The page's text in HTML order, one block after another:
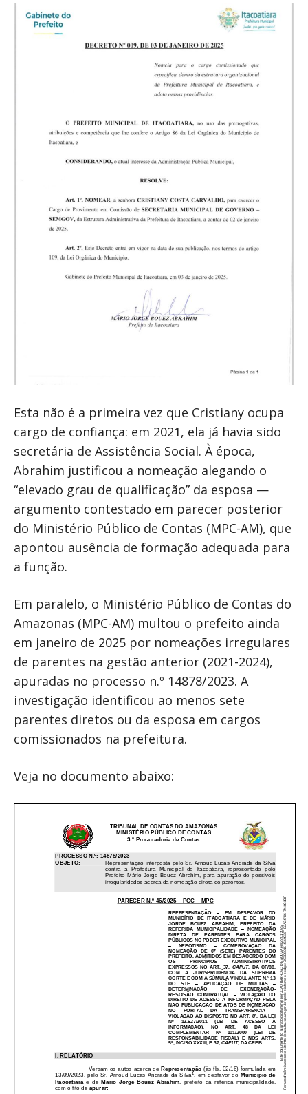
Esta não é a primeira vez que Cristiany ocupa
cargo de confiança: em 2021, ela já havia sido
secretária de Assistência Social. À época,
Abrahim justificou a nomeação alegando o
“elevado grau de qualificação” da esposa —
argumento contestado em parecer posterior
do Ministério Público de Contas (MPC-AM), que
apontou ausência de formação adequada para
a função.
Em paralelo, o Ministério Público de Contas do
Amazonas (MPC-AM) multou o prefeito ainda
em janeiro de 2025 por nomeações irregulares
de parentes na gestão anterior (2021-2024),
apuradas no processo n.º 14878/2023. A
investigação identificou ao menos sete
parentes diretos ou da esposa em cargos
comissionados na prefeitura.
Veja no documento abaixo: